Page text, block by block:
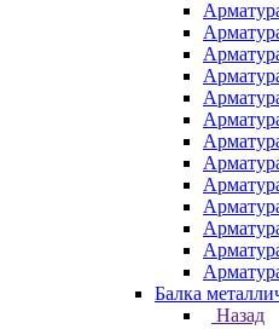
Балка
Назад